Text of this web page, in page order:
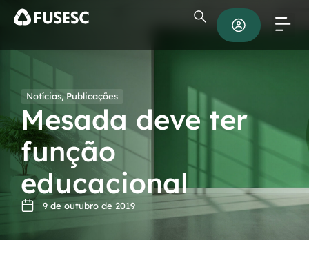
Notícias, Publicações
Mesada deve ter
função
educacional
9 de outubro de 2019